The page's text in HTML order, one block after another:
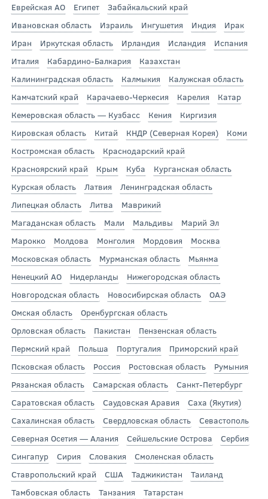
Еврейская АО
Египет
Забайкальский край
Ивановская область
Израиль Ингушетия Индия
Ирак
Иран
Иркутская область Ирландия Исландия
Испания
Италия
Кабардино-Балкария
Казахстан
Калининградская область
Калмыкия
Калужская область
Камчатский край
Карачаево-Черкесия Карелия
Катар
Кемеровская область — Кузбасс
Кения
Киргизия
Кировская область
Китай КНДР (Северная Корея)
Коми
Костромская область
Краснодарский край
Красноярский край
Крым Куба
Курганская область
Курская область
Латвия
Ленинградская область
Липецкая область
Литва
Маврикий
Магаданская область
Мали Мальдивы
Марий Эл
Марокко
Молдова Монголия Мордовия
Москва
Московская область
Мурманская область
Мьянма
Ненецкий АО
Нидерланды
Нижегородская область
Новгородская область
Новосибирская область
ОАЭ
Омская область
Оренбургская область
Орловская область
Пакистан
Пензенская область
Пермский край
Польша Португалия
Приморский край
Псковская область
Россия Ростовская область
Румыния
Рязанская область
Самарская область
Санкт-Петербург
Саратовская область
Саудовская Аравия
Саха (Якутия)
Сахалинская область
Свердловская область
Севастополь
Северная Осетия — Алания
Сейшельские Острова
Сербия
Сингапур
Сирия Словакия
Смоленская область
Ставропольский край
США Таджикистан
Таиланд
Тамбовская область
Танзания
Татарстан